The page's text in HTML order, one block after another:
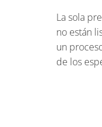
La sola
no están
un
de los